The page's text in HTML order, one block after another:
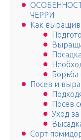
ЧЕРРИ
Как
Посадка
Борьба
Посев и
Посев
Уход за
Сорт